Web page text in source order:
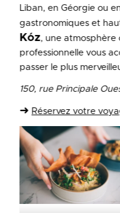
Liban, en Géorgie ou
gastronomiques et
Kóz, une atmosphère
professionnelle vous
passer le plus
150, rue Principale
➜ Réservez votre